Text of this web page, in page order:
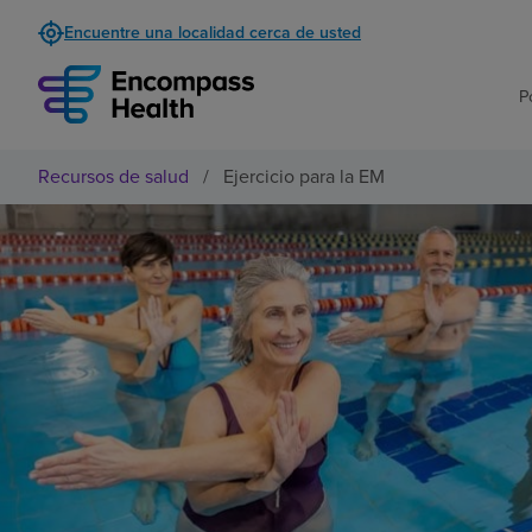
Encuentre una localidad cerca de usted
Recursos de salud / Ejercicio para la EM